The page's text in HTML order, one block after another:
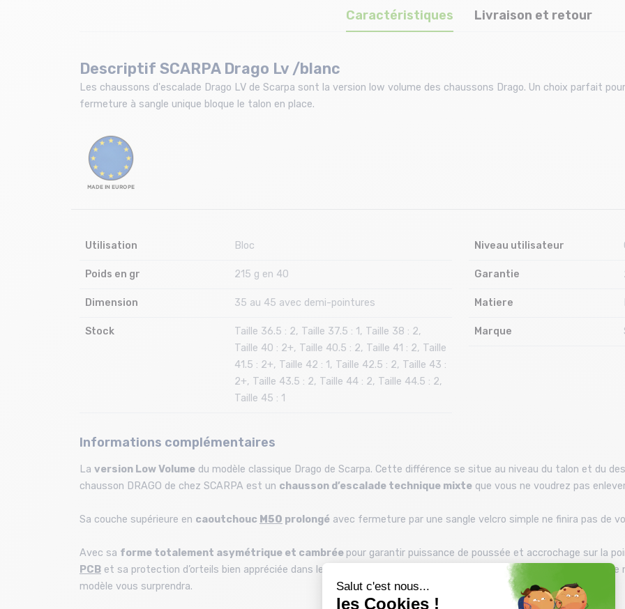
Caractéristiques Livraison et retour
Descriptif SCARPA Drago Lv /blanc
Les chaussons d'escalade Drago LV de Scarpa sont la version low volume des chaussons Drago. Un choix parfait
fermeture à sangle unique bloque le talon en place.
Utilisation Bloc
Poids en gr 215 g en 40
Dimension 35 au 45 avec demi-pointures
Stock
Taille 36.5 : 2, Taille 37.5 : 1, Taille 38 : 2,
Taille 40 : 2+, Taille 40.5 : 2, Taille 41 : 2, Taille
41.5 : 2+, Taille 42 : 1, Taille 42.5 : 2, Taille 43 :
2+, Taille 43.5 : 2, Taille 44 : 2, Taille 44.5 : 2,
Taille 45 : 1
Niveau utilisateur
Garantie
Matiere
Marque
Informations complémentaires
La version Low Volume du modèle classique Drago de Scarpa. Cette différence se situe au niveau du talon et du
chausson DRAGO de chez SCARPA est un chausson d’escalade technique mixte que vous ne voudrez pas
Sa couche supérieure en caoutchouc M50 prolongé avec fermeture par une sangle velcro simple ne finira pas de
Avec sa forme totalement asymétrique et cambrée pour garantir puissance de poussée et accrochage sur la
PCB et sa protection d’orteils bien appréciée dans les fissures, la DRAGO est l’outil qui vous donnera la sensation
modèle vous surprendra.